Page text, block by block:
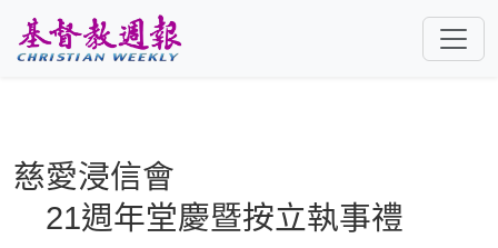
慈愛浸信會
21週年堂慶暨按立執事禮